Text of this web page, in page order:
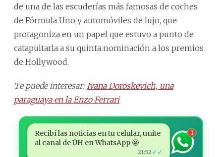
de una de las escuderías más famosas de coches
de Fórmula Uno y automóviles de lujo, que
protagoniza en un papel que estuvo a punto de
catapultarla a su quinta nominación a los premios
de Hollywood.
Te puede interesar: Ivana Doroskevich, una
paraguaya en la Enzo Ferrari
Recibí las noticias en tu celular, unite
al canal de ÚH en WhatsApp 🤩
21:52 ✓✓
1